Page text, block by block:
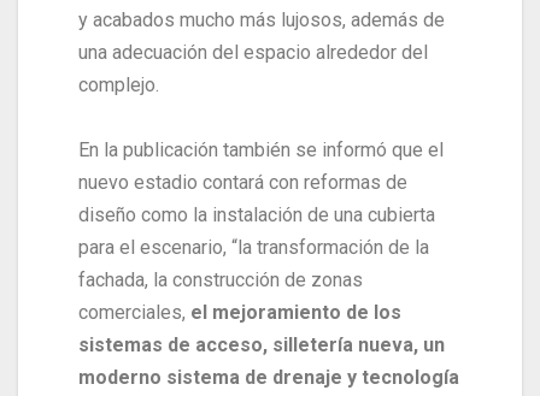
y acabados mucho más lujosos, además de
una adecuación del espacio alrededor del
complejo.
En la publicación también se informó que el
nuevo estadio contará con reformas de
diseño como la instalación de una cubierta
para el escenario, “la transformación de la
fachada, la construcción de zonas
comerciales, el mejoramiento de los
sistemas de acceso, silletería nueva, un
moderno sistema de drenaje y tecnología